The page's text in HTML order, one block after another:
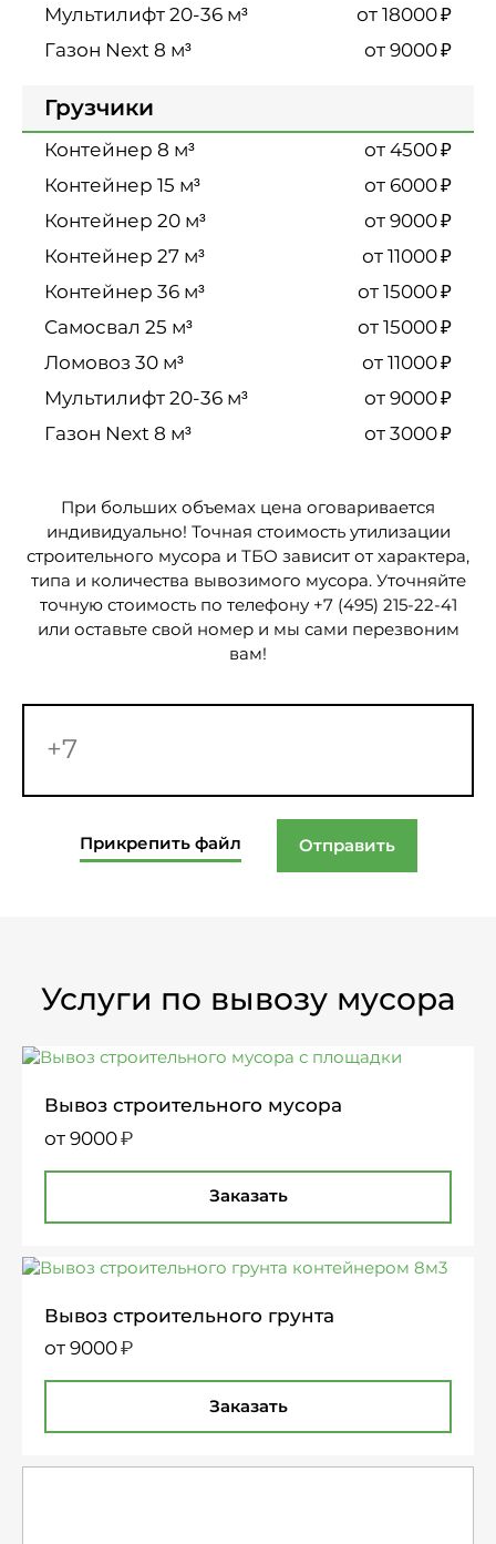
от 18000₽
от 9000₽
Грузчики
от 4500₽
от 6000₽
от 9000₽
от 11000₽
от 15000₽
от 15000₽
от 11000₽
от 9000₽
от 3000₽
При больших объемах цена оговаривается
индивидуально! Точная стоимость утилизации
строительного мусора и ТБО зависит от характера,
типа и количества вывозимого мусора. Уточняйте
точную стоимость по телефону +7 (495) 215-22-41
или оставьте свой номер и мы сами перезвоним
вам!
Прикрепить файл Отправить
Услуги по вывозу мусора
Вывоз строительного мусора
Заказать
от 9000₽
Вывоз строительного грунта
Заказать
от 9000₽